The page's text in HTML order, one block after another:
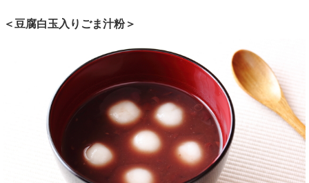
＜豆腐白玉入りごま汁粉＞